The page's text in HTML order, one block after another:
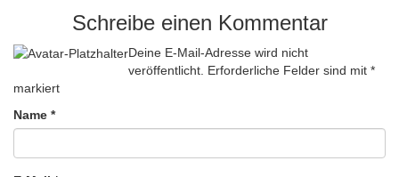
Schreibe einen Kommentar
Deine E-Mail-Adresse wird nicht
veröffentlicht. Erforderliche Felder sind mit *
markiert
Name *